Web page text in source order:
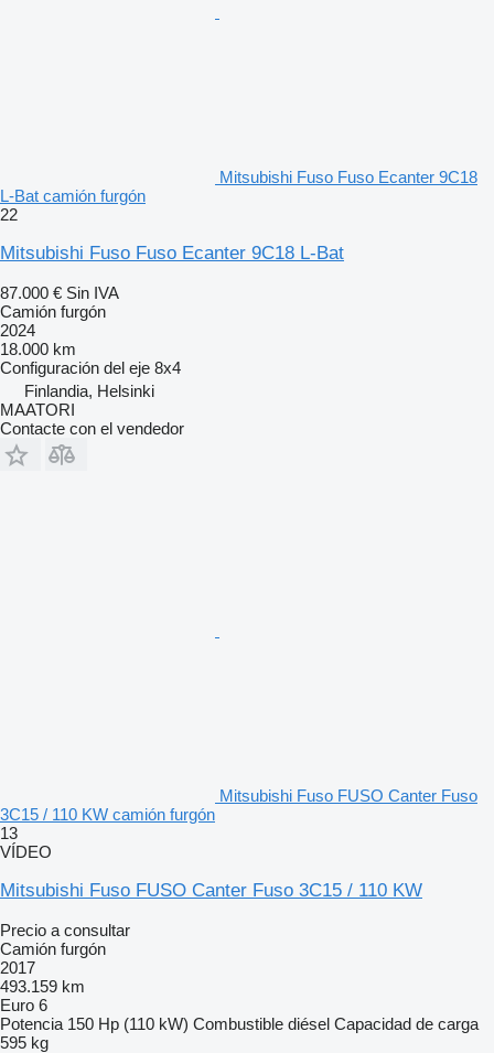
Mitsubishi Fuso Fuso Ecanter 9C18
L-Bat camión furgón
22
Mitsubishi Fuso Fuso Ecanter 9C18 L-Bat
87.000 € Sin IVA
Camión furgón
2024
18.000 km
Configuración del eje 8x4
Finlandia, Helsinki
MAATORI
Contacte con el vendedor
Mitsubishi Fuso FUSO Canter Fuso
3C15 / 110 KW camión furgón
13
VÍDEO
Mitsubishi Fuso FUSO Canter Fuso 3C15 / 110 KW
Precio a consultar
Camión furgón
2017
493.159 km
Euro 6
Potencia 150 Hp (110 kW) Combustible diésel Capacidad de carga
595 kg